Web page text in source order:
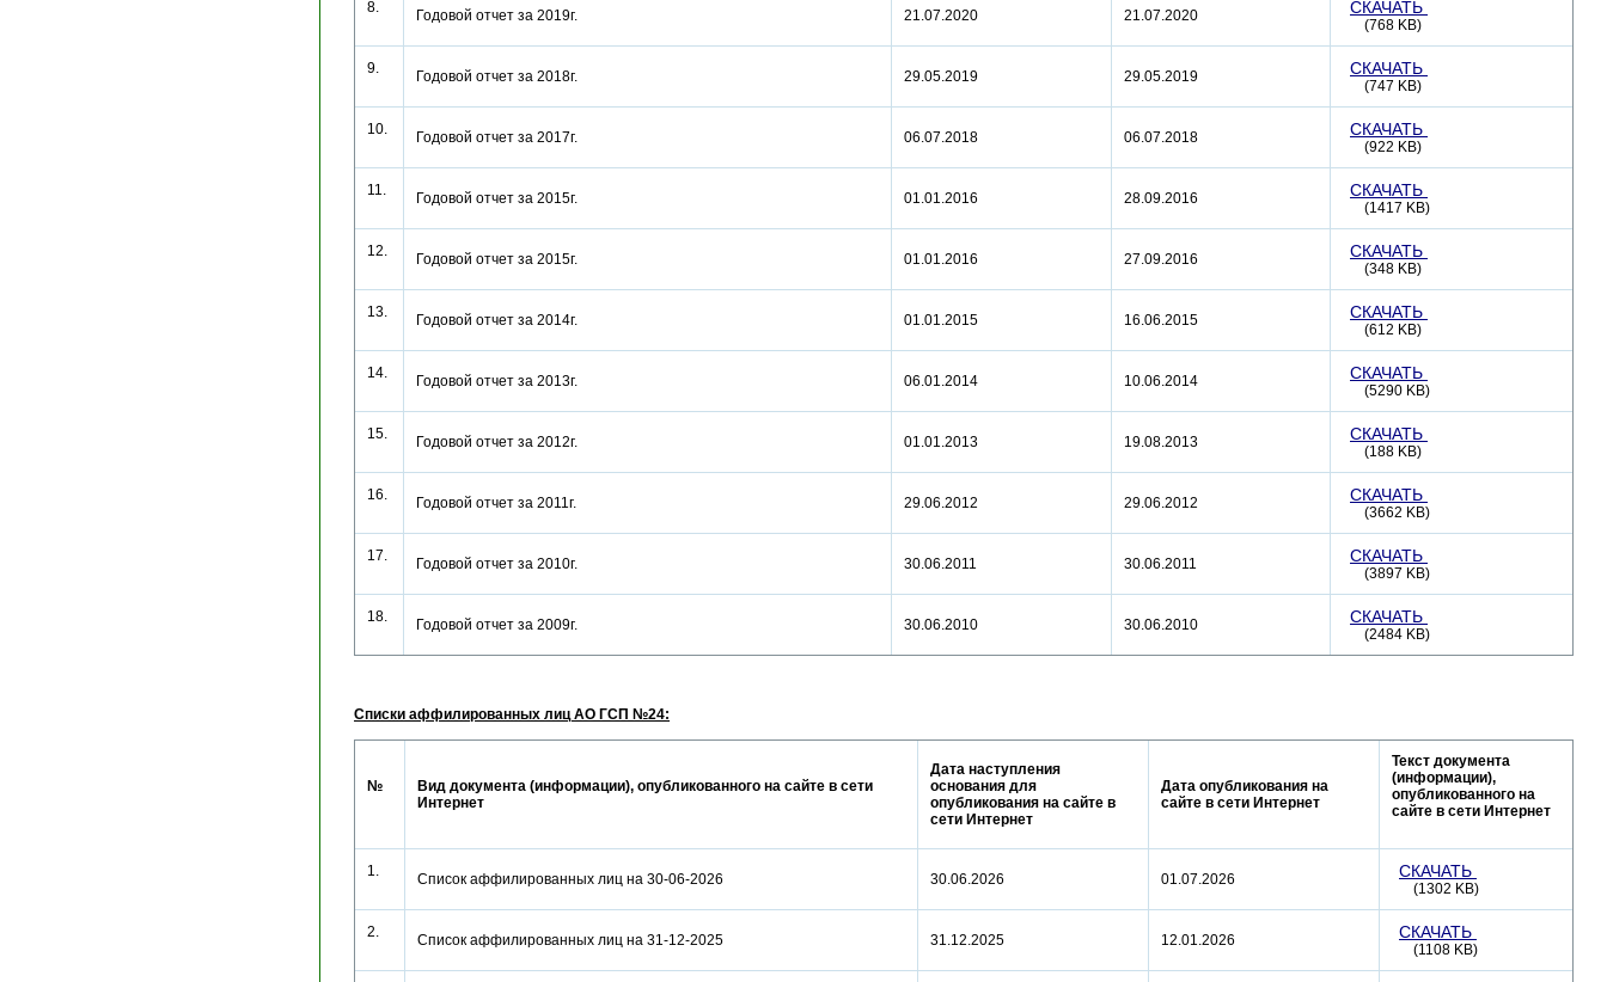
8. Годовой отчет за 2019г. 21.07.2020 21.07.2020 СКАЧАТЬ
(768 KB)
9. Годовой отчет за 2018г. 29.05.2019 29.05.2019 СКАЧАТЬ
(747 KB)
10. Годовой отчет за 2017г. 06.07.2018 06.07.2018 СКАЧАТЬ
(922 KB)
11. Годовой отчет за 2015г. 01.01.2016 28.09.2016 СКАЧАТЬ
(1417 KB)
12. Годовой отчет за 2015г. 01.01.2016 27.09.2016 СКАЧАТЬ
(348 KB)
13. Годовой отчет за 2014г. 01.01.2015 16.06.2015 СКАЧАТЬ
(612 KB)
14. Годовой отчет за 2013г. 06.01.2014 10.06.2014 СКАЧАТЬ
(5290 KB)
15. Годовой отчет за 2012г. 01.01.2013 19.08.2013 СКАЧАТЬ
(188 KB)
16. Годовой отчет за 2011г. 29.06.2012 29.06.2012 СКАЧАТЬ
(3662 KB)
17. Годовой отчет за 2010г. 30.06.2011 30.06.2011 СКАЧАТЬ
(3897 KB)
18. Годовой отчет за 2009г. 30.06.2010 30.06.2010 СКАЧАТЬ
(2484 KB)
Списки аффилированных лиц АО ГСП №24:
№
Вид документа (информации), опубликованного на сайте в сети
Интернет
Дата наступления
основания для
опубликования на сайте в
сети Интернет
Дата опубликования на
сайте в сети Интернет
Текст документа
(информации),
опубликованного на
сайте в сети Интернет
1. Список аффилированных лиц на 30-06-2026 30.06.2026 01.07.2026 СКАЧАТЬ
(1302 KB)
2. Список аффилированных лиц на 31-12-2025 31.12.2025 12.01.2026 СКАЧАТЬ
(1108 KB)